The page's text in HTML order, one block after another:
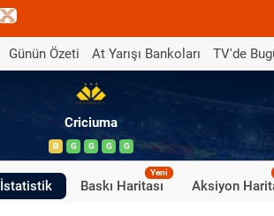
Günün Özeti At Yarışı Bankoları TV'de
Criciuma
B G G G G
İstatistik Baskı Haritası
Yeni
Aksiyon